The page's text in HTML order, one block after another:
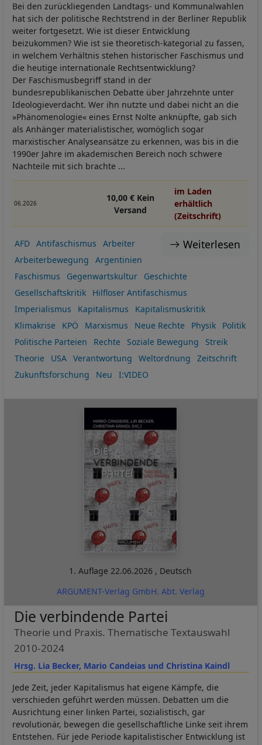
Bei den zurückliegenden Landtags- und Kommunalwahlen
hat sich der politische Rechtstrend in der Berliner Republik
weiter fortgesetzt. Wie ist dieser Entwicklung
beizukommen? Wie ist sie theoretisch-kategorial zu fassen,
in welchem Verhältnis stehen historischer Faschismus und
die heutige internationale Rechtsentwicklung?
Der Faschismusbegriff stand in der
bundesrepublikanischen Debatte über Jahrzehnte unter
Ideologieverdacht. Wer ihn nutzte und dabei nicht an die
»Phänomenologie« eines Ernst Nolte anknüpfte, gab sich
als Anhänger materialistischer, womöglich sogar
marxistischer Analyseansätze zu erkennen, was bis in die
1990er Jahre im akademischen Bereich noch schwere
Nachteile mit sich brachte ...
06.2026
10,00 € Kein
Versand
im Laden
erhältlich
(Zeitschrift)
Weiterlesen
AFD Antifaschismus
Arbeiter
Arbeiterbewegung
Argentinien
Faschismus
Gegenwartskultur
Geschichte
Gesellschaftskritik
Hilfloser Antifaschismus
Imperialismus
Kapitalismus
Kapitalismuskritik
Klimakrise
KPÖ Marxismus Neue Rechte Physik
Politik
Politische Parteien
Rechte Soziale Bewegung
Streik
Theorie
USA Verantwortung Weltordnung
Zeitschrift
Zukunftsforschung
Neu I:VIDEO
1. Auflage22.06.2026 , Deutsch
ARGUMENT-Verlag GmbH. Abt. Verlag
Hrsg. Lia Becker, Mario Candeias und Christina Kaindl
Die verbindende Partei
Theorie und Praxis. Thematische Textauswahl
2010-2024
Jede Zeit, jeder Kapitalismus hat eigene Kämpfe, die
verschieden geführt werden müssen. Debatten um die
Ausrichtung einer linken Partei, sozialistisch, gar
revolutionär, bewegen die gesellschaftliche Linke seit ihrem
Entstehen. Für jede Periode kapitalistischer Entwicklung ist